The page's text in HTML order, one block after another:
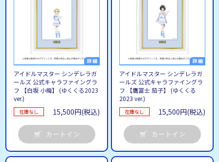
アイドルマスター シンデレラガ
ールズ 公式キャラファイングラ
フ 【白坂 小梅】 (ゆくくる2023
ver.)
在庫なし 15,500円(税込)
カートイン
アイドルマスター シンデレラガ
ールズ 公式キャラファイングラ
フ 【鷹富士 茄子】 (ゆくくる
2023 ver.)
在庫なし 15,500円(税込)
カートイン